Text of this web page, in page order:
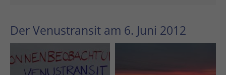
Der Venustransit am 6. Juni 2012